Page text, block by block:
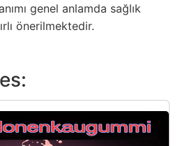
genel anlamda sağlık
önerilmektedir.